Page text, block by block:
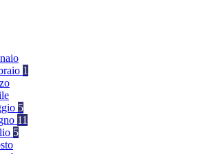
1
5
11
5